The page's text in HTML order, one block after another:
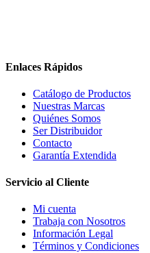
Enlaces Rápidos
Catálogo de Productos
Nuestras Marcas
Quiénes Somos
Ser Distribuidor
Contacto
Garantía Extendida
Servicio al Cliente
Mi cuenta
Trabaja con Nosotros
Información Legal
Términos y Condiciones